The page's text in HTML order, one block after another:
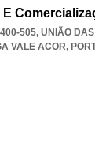
505, UNIÃO
VALE ACOR,